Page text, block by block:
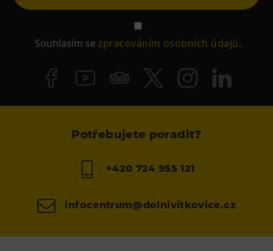
Souhlasím sezpracováním osobních údajů.
Potřebujete poradit?
+420 724 955 121
infocentrum@dolnivitkovice.cz